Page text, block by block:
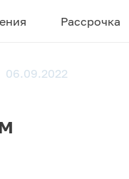
Рассрочка
06.09.2022